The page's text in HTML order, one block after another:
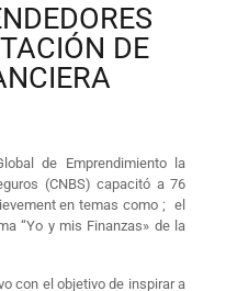
DE
de Emprendimiento la
(CNBS) capacitó a 76
en temas como ; el
“Yo y mis Finanzas» de la
con el objetivo de inspirar a